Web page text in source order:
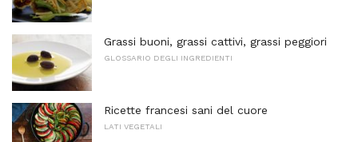
Grassi buoni, grassi cattivi, grassi peggiori
GLOSSARIO DEGLI INGREDIENTI
Ricette francesi sani del cuore
LATI VEGETALI